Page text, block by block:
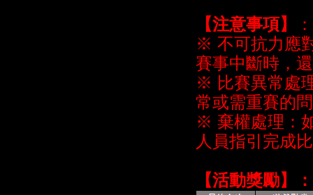
【注意事項】
：
※ 不可抗力應
賽事中斷時，
※ 比賽異常處
常或需重賽的
※ 棄權處理：
人員指引完成
【活動獎勵】：